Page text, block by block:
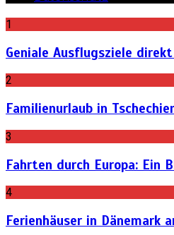
teuflischgenial
Gadgets, Lifehacks, Tipps und
1
Geniale Ausflugsziele
2
Familienurlaub in
3
Fahrten durch Europa: Ein
4
Ferienhäuser in Dänemark